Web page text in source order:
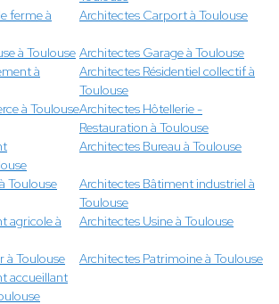
ferme à
Architectes Carport à Toulouse
à Toulouse Architectes Garage à Toulouse
à
Architectes Résidentiel collectif à
Toulouse
à ToulouseArchitectes Hôtellerie -
Restauration à Toulouse
Architectes Bureau à Toulouse
Toulouse
Architectes Bâtiment industriel à
Toulouse
agricole à
Architectes Usine à Toulouse
à Toulouse
Architectes Patrimoine à Toulouse
accueillant